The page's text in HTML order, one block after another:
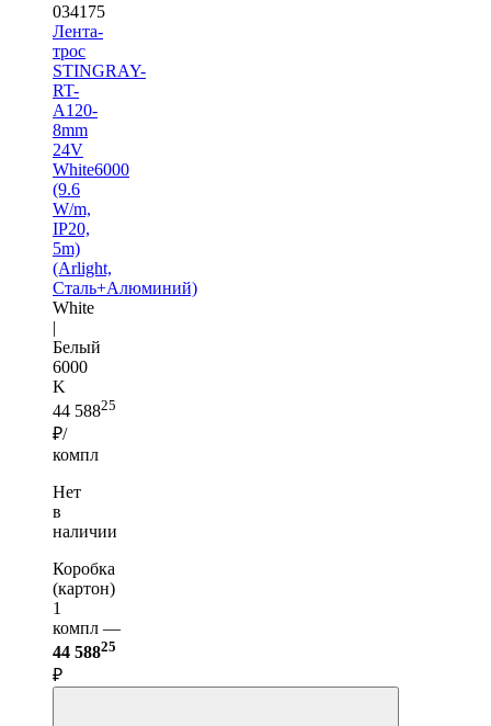
034175
Лента-
трос
STINGRAY-
RT-
A120-
8mm
24V
White6000
(9.6
W/m,
IP20,
5m)
(Arlight,
Сталь+Алюминий)
White
|
Белый
6000
K
44 58825
₽/
компл
Нет
в
наличии
Коробка
(картон)
1
компл —
44 58825
₽